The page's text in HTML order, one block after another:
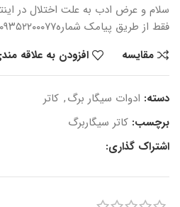
سلام و عرض ادب به علت اختلال در
فقط از طریق پیامک شماره۰۹۳۵۲۲۰۰۰۷۷ امکان پذیر است
مقایسه
افزودن به علاقه
دسته: ادوات سیگار برگ, کاتر
برچسب: کاتر سیگاربرگ
اشتراک گذاری: